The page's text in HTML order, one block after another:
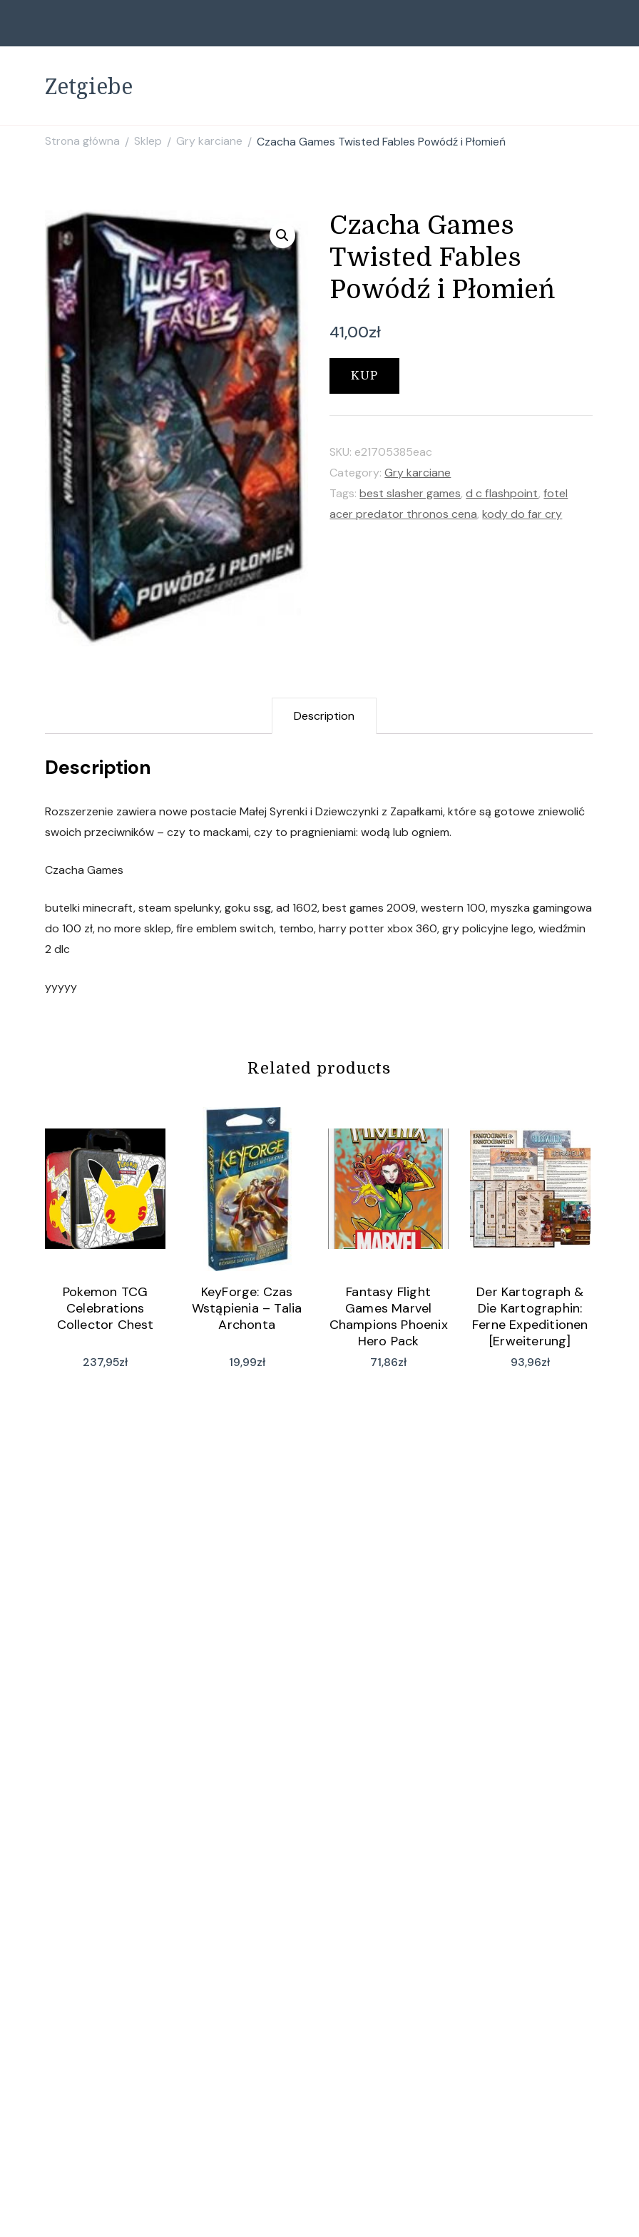
Zetgiebe
Strona główna / Sklep / Gry karciane / Czacha Games Twisted Fables Powódź i Płomień
Czacha Games
Twisted Fables
Powódź i Płomień
41,00zł
KUP
SKU: e21705385eac
Category:Gry karciane
Tags:best slasher games,d c flashpoint,fotel
acer predator thronos cena,kody do far cry
Description
Description
Rozszerzenie zawiera nowe postacie Małej Syrenki i Dziewczynki z Zapałkami, które są gotowe zniewolić
swoich przeciwników – czy to mackami, czy to pragnieniami: wodą lub ogniem.
Czacha Games
butelki minecraft, steam spelunky, goku ssg, ad 1602, best games 2009, western 100, myszka gamingowa
do 100 zł, no more sklep, fire emblem switch, tembo, harry potter xbox 360, gry policyjne lego, wiedźmin
2 dlc
yyyyy
Related products
Pokemon TCG
Celebrations
Collector Chest
237,95zł
KeyForge: Czas
Wstąpienia – Talia
Archonta
19,99zł
Fantasy Flight
Games Marvel
Champions Phoenix
Hero Pack
71,86zł
Der Kartograph &
Die Kartographin:
Ferne Expeditionen
[Erweiterung]
(wersja niemiecka)
93,96zł